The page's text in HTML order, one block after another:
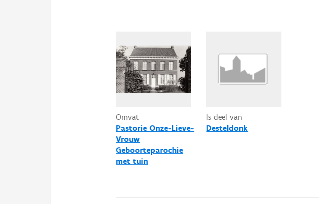
Omvat
Pastorie Onze-Lieve-
Vrouw
Geboorteparochie
met tuin
Is deel van
Desteldonk